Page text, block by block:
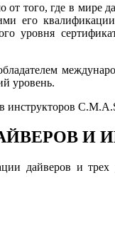
от того, где в мире
его
уровня
уровень.
И
дайверов и